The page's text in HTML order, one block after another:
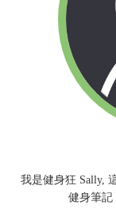
我是健身狂 Sally,
健身筆記